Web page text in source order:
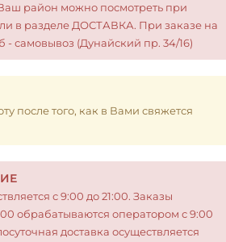
район можно посмотреть при
в разделе ДОСТАВКА. При заказе на
- самовывоз (Дунайский пр. 34/16)
после того, как в Вами свяжется
с 9:00 до 21:00. Заказы
обрабатываются оператором с 9:00
доставка осуществляется